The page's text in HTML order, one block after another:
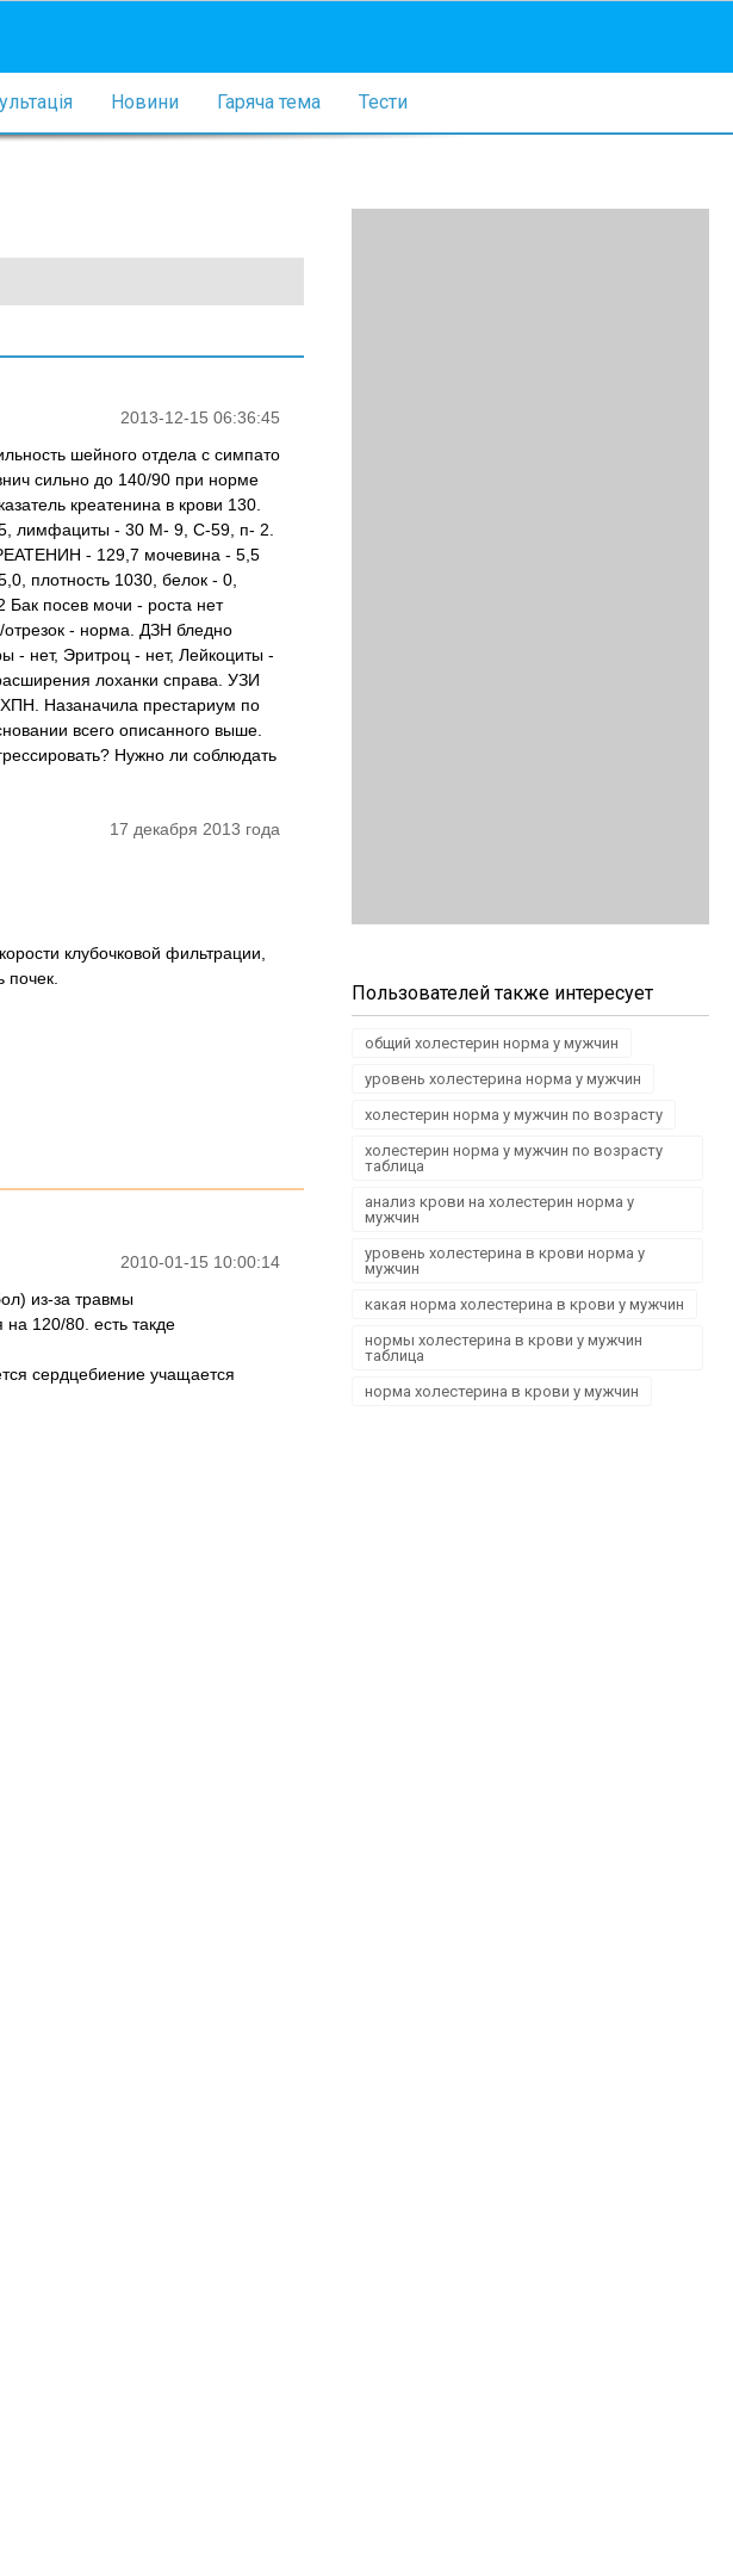
Новини Гаряча тема Тести
2013-12-15 06:36:45
шейного отдела с симпато
сильно до 140/90 при норме
креатенина в крови 130.
лимфациты - 30 М- 9, С-59, п- 2.
- 129,7 мочевина - 5,5
плотность 1030, белок - 0,
посев мочи - роста нет
- норма. ДЗН бледно
- нет, Эритроц - нет, Лейкоциты -
лоханки справа. УЗИ
Назаначила престариум по
всего описанного выше.
Нужно ли соблюдать
17 декабря 2013 года
клубочковой фильтрации,
почек.
2010-01-15 10:00:14
из-за травмы
120/80. есть такде
сердцебиение учащается
Пользователей также интересует
общий холестерин норма у мужчин
уровень холестерина норма у мужчин
холестерин норма у мужчин по возрасту
холестерин норма у мужчин по возрасту
таблица
анализ крови на холестерин норма у
мужчин
уровень холестерина в крови норма у
мужчин
какая норма холестерина в крови у мужчин
нормы холестерина в крови у мужчин
таблица
норма холестерина в крови у мужчин